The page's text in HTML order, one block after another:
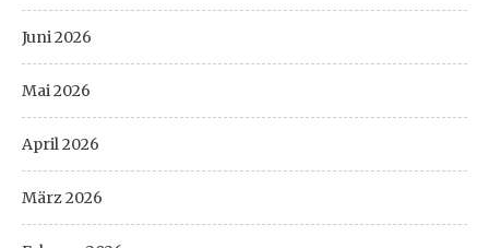
Juni 2026
Mai 2026
April 2026
März 2026